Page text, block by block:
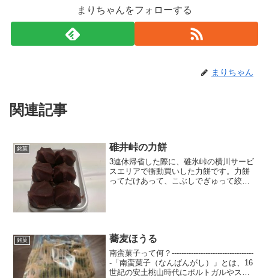
まりちゃんをフォローする
まりちゃん
関連記事
銘菓 碓井峠の力餅
3連休帰省した際に、碓氷峠の横川サービ
スエリアで衝動買いした力餅です。力餅
ってだけあって、こぶしでぎゅって絞っ
銘菓 蕎麦ほうる
南蛮菓子って何？----------------------------------
-「南蛮菓子（なんばんがし）」とは、16
世紀の安土桃山時代にポルトガルやスペ